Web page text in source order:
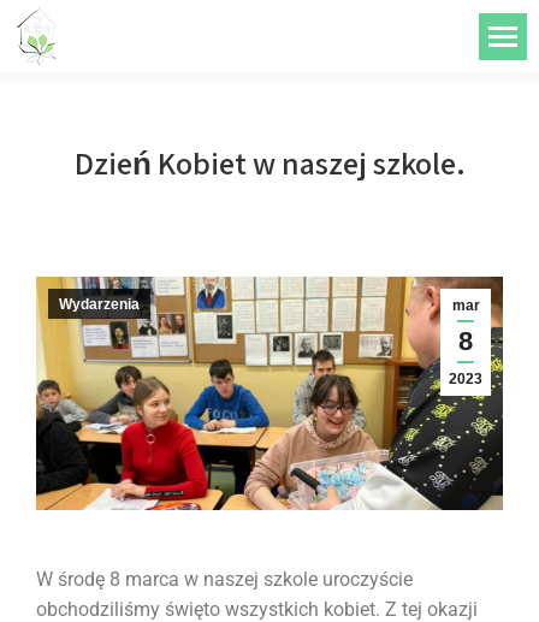
treści
Dzień Kobiet w naszej szkole.
mar
8
2023
Wydarzenia
W środę 8 marca w naszej szkole uroczyście
obchodziliśmy święto wszystkich kobiet. Z tej okazji